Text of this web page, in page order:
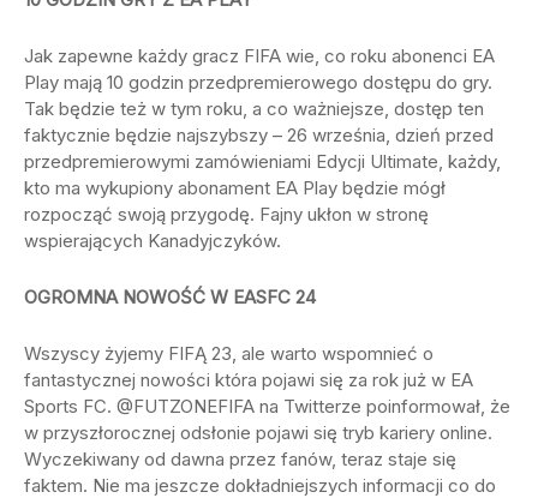
Jak zapewne każdy gracz FIFA wie, co roku abonenci EA
Play mają 10 godzin przedpremierowego dostępu do gry.
Tak będzie też w tym roku, a co ważniejsze, dostęp ten
faktycznie będzie najszybszy – 26 września, dzień przed
przedpremierowymi zamówieniami Edycji Ultimate, każdy,
kto ma wykupiony abonament EA Play będzie mógł
rozpocząć swoją przygodę. Fajny ukłon w stronę
wspierających Kanadyjczyków.
OGROMNA NOWOŚĆ W EASFC 24
Wszyscy żyjemy FIFĄ 23, ale warto wspomnieć o
fantastycznej nowości która pojawi się za rok już w EA
Sports FC. @FUTZONEFIFA na Twitterze poinformował, że
w przyszłorocznej odsłonie pojawi się tryb kariery online.
Wyczekiwany od dawna przez fanów, teraz staje się
faktem. Nie ma jeszcze dokładniejszych informacji co do